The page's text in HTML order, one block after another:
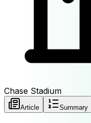
Chase Stadium
Article Summary